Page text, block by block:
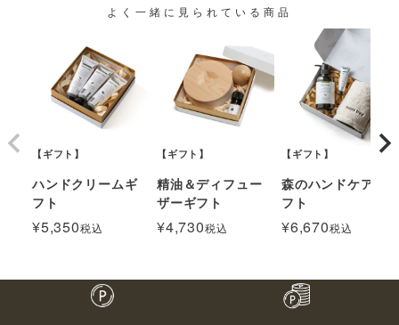
よく一緒に見られている商品
【ギフト】
ハンドクリームギ
フト
¥5,350税込
【ギフト】
精油＆ディフュー
ザーギフト
¥4,730税込
【ギフト】
森のハンドケアギ
フト
¥6,670税込